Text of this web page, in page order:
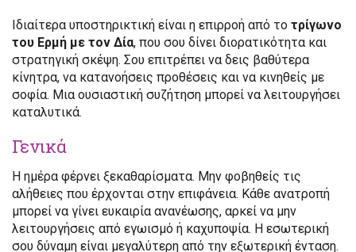
Ιδιαίτερα υποστηρικτική είναι η επιρροή από το τρίγωνο
του Ερμή με τον Δία, που σου δίνει διορατικότητα και
στρατηγική σκέψη. Σου επιτρέπει να δεις βαθύτερα
κίνητρα, να κατανοήσεις προθέσεις και να κινηθείς με
σοφία. Μια ουσιαστική συζήτηση μπορεί να λειτουργήσει
καταλυτικά.
Γενικά
Η ημέρα φέρνει ξεκαθαρίσματα. Μην φοβηθείς τις
αλήθειες που έρχονται στην επιφάνεια. Κάθε ανατροπή
μπορεί να γίνει ευκαιρία ανανέωσης, αρκεί να μην
λειτουργήσεις από εγωισμό ή καχυποψία. Η εσωτερική
σου δύναμη είναι μεγαλύτερη από την εξωτερική ένταση.